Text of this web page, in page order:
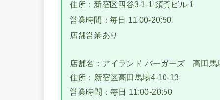
住所：新宿区四谷3-1-1 須賀ビル 1
営業時間：毎日 11:00-20:50
店舗営業あり
店舗名：アイランド バーガーズ 高田馬
住所：新宿区高田馬場4-10-13
営業時間：毎日 11:00-20:50